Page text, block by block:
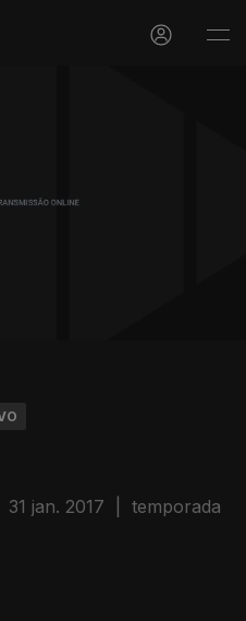
31 jan. 2017
temporada